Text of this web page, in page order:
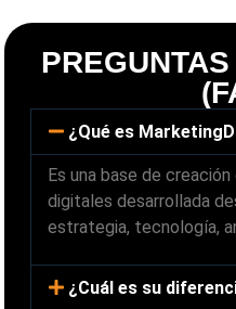
¿Qué es
Es una base de
digitales desarrollada
estrategia, tecnología,
¿Cuál es su